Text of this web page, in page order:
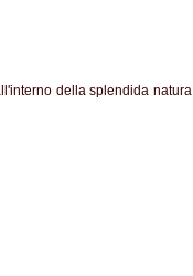
della splendida natura